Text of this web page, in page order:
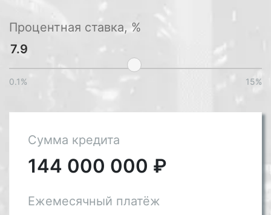
Процентная ставка, %
0.1% 15%
Сумма кредита
144 000 000 ₽
Ежемесячный платёж